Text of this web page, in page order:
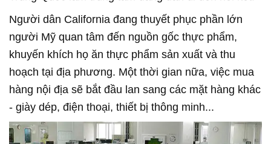
Người dân California đang thuyết phục phần lớn
người Mỹ quan tâm đến nguồn gốc thực phẩm,
khuyến khích họ ăn thực phẩm sản xuất và thu
hoạch tại địa phương. Một thời gian nữa, việc mua
hàng nội địa sẽ bắt đầu lan sang các mặt hàng khác
- giày dép, điện thoại, thiết bị thông minh...